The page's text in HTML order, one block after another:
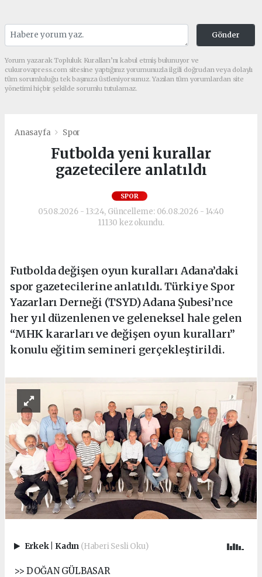
Gönder
Yorum yazarak Topluluk Kuralları’nı kabul etmiş bulunuyor ve
cukurovapress.com sitesine yaptığınız yorumunuzla ilgili doğrudan veya dolaylı
tüm sorumluluğu tek başınıza üstleniyorsunuz. Yazılan tüm yorumlardan site
yönetimi hiçbir şekilde sorumlu tutulamaz.
Anasayfa Spor
Futbolda yeni kurallar
gazetecilere anlatıldı
SPOR
05.08.2026 - 13:24, Güncelleme: 06.08.2026 - 14:40
11130 kez okundu.
Futbolda değişen oyun kuralları Adana’daki
spor gazetecilerine anlatıldı. Türkiye Spor
Yazarları Derneği (TSYD) Adana Şubesi’nce
her yıl düzenlenen ve geleneksel hale gelen
“MHK kararları ve değişen oyun kuralları”
konulu eğitim semineri gerçekleştirildi.
Erkek Kadın (Haberi Sesli Oku)
>> DOĞAN GÜLBASAR